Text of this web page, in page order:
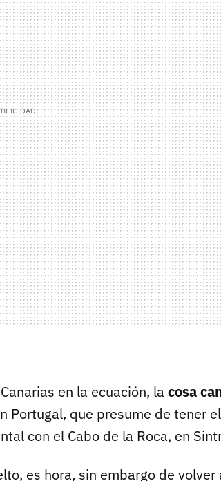
en la ecuación, la cosa
Portugal, que presume de tener
con el Cabo de la Roca, en
es hora, sin embargo de volver